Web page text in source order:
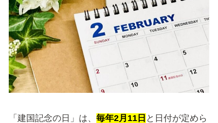
「建国記念の日」は、 毎年2月11日 と日付が定めら